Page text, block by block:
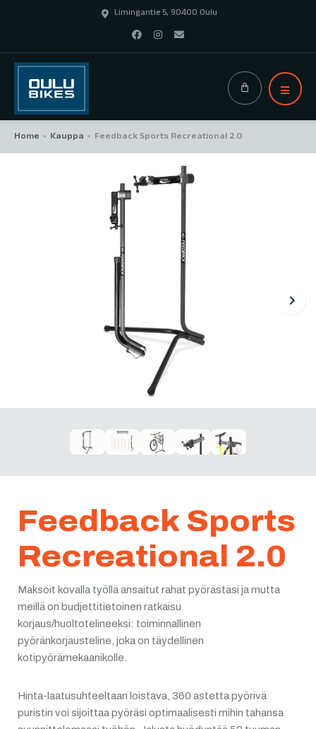
Limingantie 5, 90400 Oulu
Home > Kauppa > Feedback Sports Recreational 2.0
Feedback Sports
Recreational 2.0
Maksoit kovalla työllä ansaitut rahat pyörästäsi ja mutta
meillä on budjettitietoinen ratkaisu
korjaus/huoltotelineeksi: toiminnallinen
pyöränkorjausteline, joka on täydellinen
kotipyörämekaanikolle.
Hinta-laatusuhteeltaan loistava, 360 astetta pyörivä
puristin voi sijoittaa pyöräsi optimaalisesti mihin tahansa